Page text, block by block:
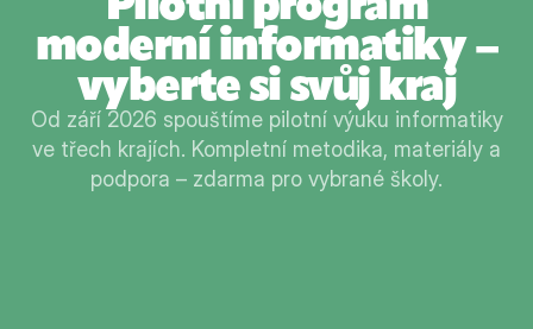
moderní informatiky –
vyberte si svůj kraj
Od září 2026 spouštíme pilotní výuku informatiky
ve třech krajích. Kompletní metodika, materiály a
podpora – zdarma pro vybrané školy.